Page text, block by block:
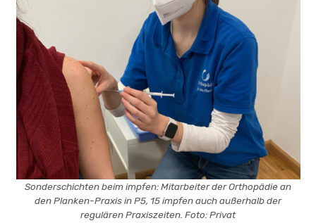
Sonderschichten beim impfen: Mitarbeiter der Orthopädie an
den Planken-Praxis in P5, 15 impfen auch außerhalb der
regulären Praxiszeiten. Foto: Privat